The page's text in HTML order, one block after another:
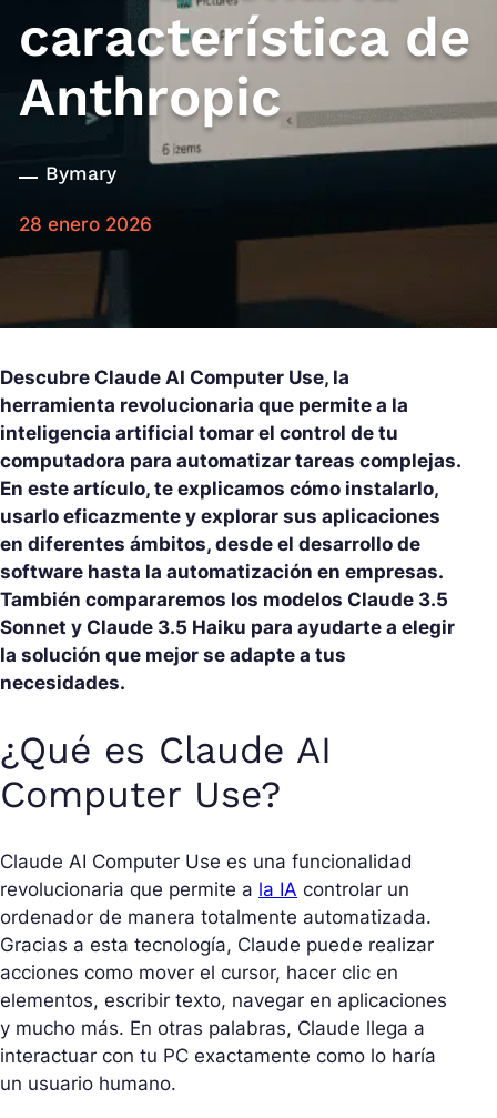
característica de
Anthropic
Bymary
28 enero 2026
Descubre Claude AI Computer Use, la
herramienta revolucionaria que permite a la
inteligencia artificial tomar el control de tu
computadora para automatizar tareas complejas.
En este artículo, te explicamos cómo instalarlo,
usarlo eficazmente y explorar sus aplicaciones
en diferentes ámbitos, desde el desarrollo de
software hasta la automatización en empresas.
También compararemos los modelos Claude 3.5
Sonnet y Claude 3.5 Haiku para ayudarte a elegir
la solución que mejor se adapte a tus
necesidades.
¿Qué es Claude AI
Computer Use?
Claude AI Computer Use es una funcionalidad
revolucionaria que permite a la IA controlar un
ordenador de manera totalmente automatizada.
Gracias a esta tecnología, Claude puede realizar
acciones como mover el cursor, hacer clic en
elementos, escribir texto, navegar en aplicaciones
y mucho más. En otras palabras, Claude llega a
interactuar con tu PC exactamente como lo haría
un usuario humano.